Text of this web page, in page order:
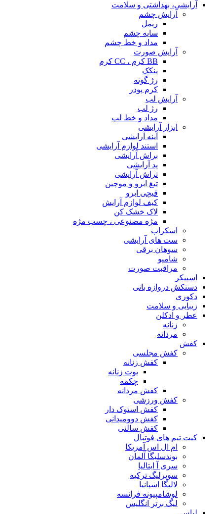
آرایشی، بهداشتی و سلامت
آرایش چشم
ریمل
سایه چشم
مداد و خط چشم
آرایش صورت
BB کرم ، CC کرم
پنکک
رژ گونه
کرم پودر
آرایش لب
رژ لب
مداد و خط لب
ابزار آرایشی
آینه آرایشی
استند لوازم آرایشی
براش آرایشی
پد آرایشی
تراش آرایشی
تیغ ابرو و موچین
قیچی ابرو
کیف لوازم آرایش
لاک خشک کن
مژه مصنوعی ، چسب مژه
اسکراب
ست های آرایشی
سوهان برقی
شامپو
مراقبت صورت
اسپیکر
دستکش دروازه بانی
دکوری
زیبایی و سلامت
عطر و ادکلن
زنانه
مردانه
کفش
کفش مجلسی
کفش زنانه
بوت زنانه
چکمه
کفش مردانه
کفش ورزشی
کفش استوک دار
کفش دوومیدانی
کفش سالنی
کیت تیم های فوتبال
ام ال اس آمریکا
بوندسلیگا آلمان
سری آ ایتالیا
سوپرلیگ ترکیه
لالیگا اسپانیا
لوشامپیونه فرانسه
لیگ برتر انگلیس